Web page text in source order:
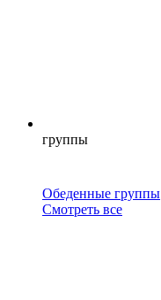
группы
Обеденные группы
Смотреть все